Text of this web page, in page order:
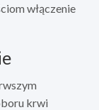
włączenie
krwi